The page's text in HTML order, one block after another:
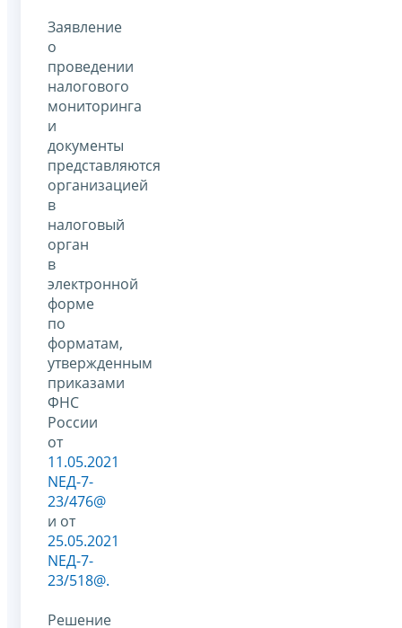
Заявление
о
проведении
налогового
мониторинга
и
документы
представляются
организацией
в
налоговый
орган
в
электронной
форме
по
форматам,
утвержденным
приказами
ФНС
России
от
11.05.2021
NЕД-7-
23/476@
и от
25.05.2021
NЕД-7-
23/518@.
Решение